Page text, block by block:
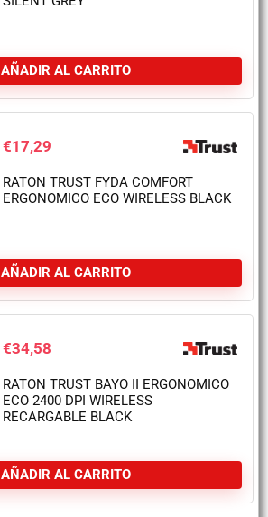
AÑADIR AL CARRITO
€17,29
RATON TRUST FYDA COMFORT
ERGONOMICO ECO WIRELESS BLACK
AÑADIR AL CARRITO
€34,58
RATON TRUST BAYO II ERGONOMICO
ECO 2400 DPI WIRELESS
RECARGABLE BLACK
AÑADIR AL CARRITO